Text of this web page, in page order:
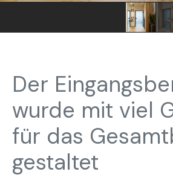
Der
wurde mit viel
für das
gestaltet